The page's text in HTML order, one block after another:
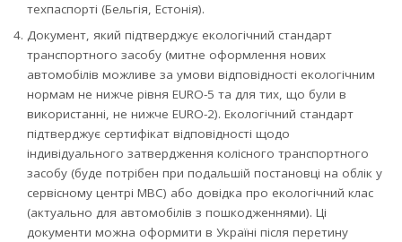
техпаспорті (Бельгія, Естонія).
Документ, який підтверджує екологічний стандарт
транспортного засобу (митне оформлення нових
автомобілів можливе за умови відповідності екологічним
нормам не нижче рівня EURO-5 та для тих, що були в
використанні, не нижче EURO-2). Екологічний стандарт
підтверджує сертифікат відповідності щодо
індивідуального затвердження колісного транспортного
засобу (буде потрібен при подальшій постановці на облік у
сервісному центрі МВС) або довідка про екологічний клас
(актуально для автомобілів з пошкодженнями). Ці
документи можна оформити в Україні після перетину